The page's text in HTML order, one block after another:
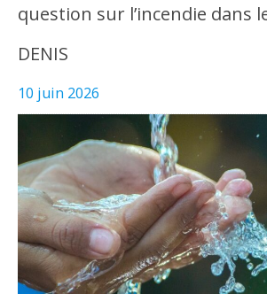
question sur l’incendie dans
DENIS
10 juin 2026